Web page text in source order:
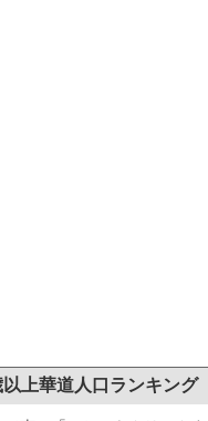
上華道人口ランキング